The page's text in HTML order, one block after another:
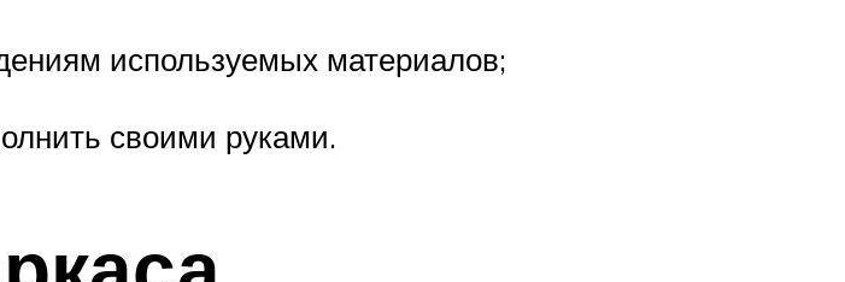
используемых материалов;
своими руками.